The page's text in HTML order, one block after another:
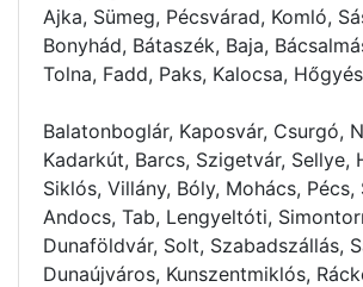
Ajka, Sümeg, Pécsvárad, Komló,
Bonyhád, Bátaszék, Baja,
Tolna, Fadd, Paks, Kalocsa,
Balatonboglár, Kaposvár, Csurgó,
Kadarkút, Barcs, Szigetvár, Sellye,
Siklós, Villány, Bóly, Mohács,
Andocs, Tab, Lengyeltóti,
Dunaföldvár, Solt, Szabadszállás,
Dunaújváros, Kunszentmiklós,